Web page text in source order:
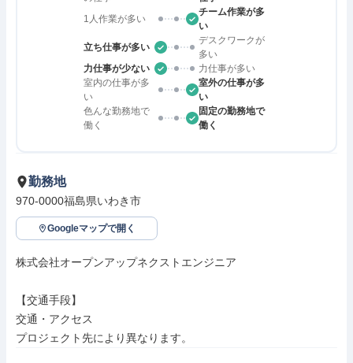
1人作業が多い
チーム作業が多
い
立ち仕事が多い
デスクワークが
多い
力仕事が少ない
力仕事が多い
室内の仕事が多
い
室外の仕事が多
い
色んな勤務地で
働く
固定の勤務地で
働く
勤務地
970-0000福島県いわき市
Googleマップで開く
株式会社オープンアップネクストエンジニア
【交通手段】
交通・アクセス
プロジェクト先により異なります。